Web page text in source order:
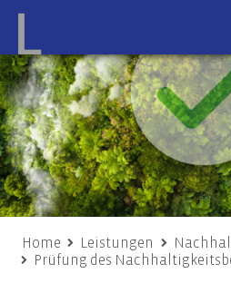
Home Leistungen
Prüfung des